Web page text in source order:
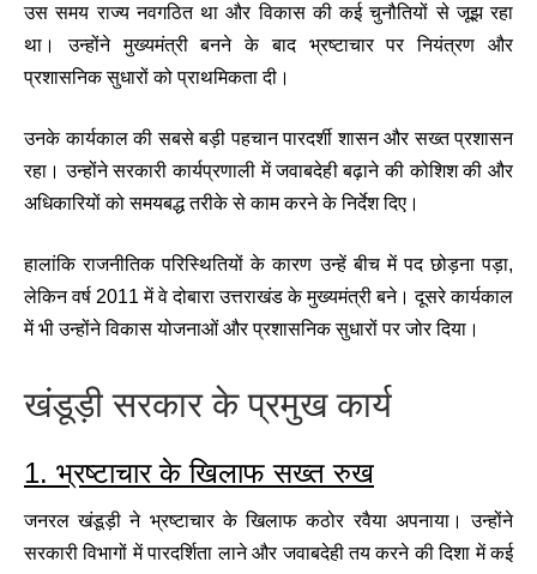
उस समय राज्य नवगठित था और विकास की कई चुनौतियों से जूझ रहा
था। उन्होंने मुख्यमंत्री बनने के बाद भ्रष्टाचार पर नियंत्रण और
प्रशासनिक सुधारों को प्राथमिकता दी।
उनके कार्यकाल की सबसे बड़ी पहचान पारदर्शी शासन और सख्त प्रशासन
रहा। उन्होंने सरकारी कार्यप्रणाली में जवाबदेही बढ़ाने की कोशिश की और
अधिकारियों को समयबद्ध तरीके से काम करने के निर्देश दिए।
हालांकि राजनीतिक परिस्थितियों के कारण उन्हें बीच में पद छोड़ना पड़ा,
लेकिन वर्ष 2011 में वे दोबारा उत्तराखंड के मुख्यमंत्री बने। दूसरे कार्यकाल
में भी उन्होंने विकास योजनाओं और प्रशासनिक सुधारों पर जोर दिया।
खंडूड़ी सरकार के प्रमुख कार्य
1. भ्रष्टाचार के खिलाफ सख्त रुख
जनरल खंडूड़ी ने भ्रष्टाचार के खिलाफ कठोर रवैया अपनाया। उन्होंने
सरकारी विभागों में पारदर्शिता लाने और जवाबदेही तय करने की दिशा में कई